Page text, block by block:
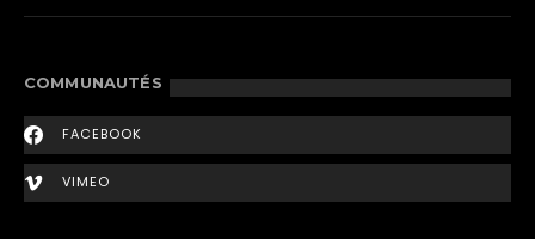
COMMUNAUTÉS
FACEBOOK
VIMEO